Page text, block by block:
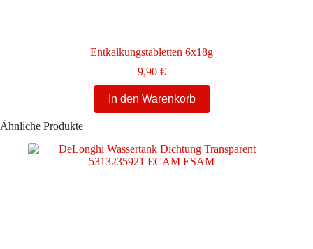
Entkalkungstabletten 6x18g
9,90€
In den Warenkorb
Ähnliche Produkte